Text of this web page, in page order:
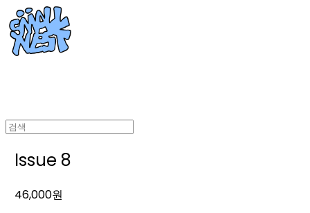
Issue 8
46,000원